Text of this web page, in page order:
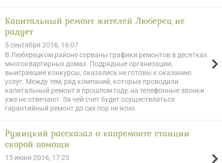
Капитальный ремонт жителей Люберец не
радует
5 сентября 2016, 16:07
В Люберецком районе сорваны графики ремонтов в десятках
многоквартирных домах. Подрядные организации,
выигравшие конкурсы, оказались не готовы к оказанию
услуг. Между тем, ряд компаний, которые проводили
капитальный ремонт в прошлом году, на телефонные звонки
уже не отвечают. За чей счет будет осуществляться
гарантийный ремонт до сих пор не ясно.
Ружицкий рассказал о капремонте станции
скорой помощи
15 июня 2016, 17:25